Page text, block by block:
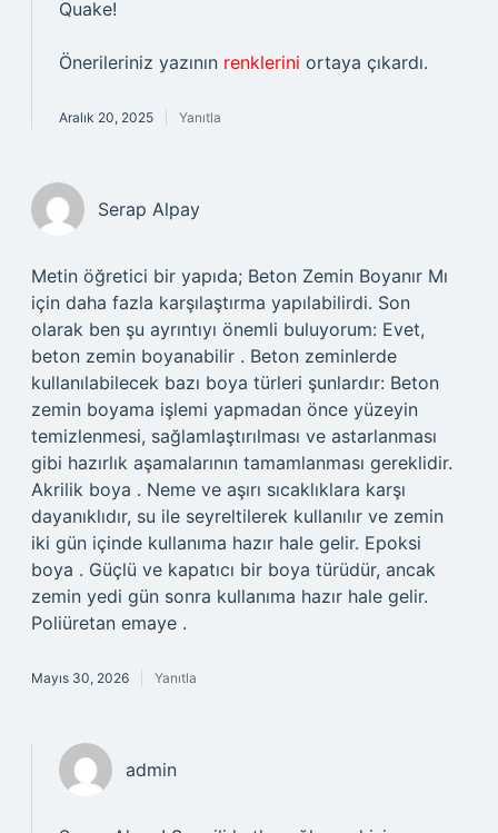
Quake!
Önerileriniz yazının renklerini ortaya çıkardı.
Aralık 20, 2025 Yanıtla
Serap Alpay
Metin öğretici bir yapıda; Beton Zemin Boyanır Mı
için daha fazla karşılaştırma yapılabilirdi. Son
olarak ben şu ayrıntıyı önemli buluyorum: Evet,
beton zemin boyanabilir . Beton zeminlerde
kullanılabilecek bazı boya türleri şunlardır: Beton
zemin boyama işlemi yapmadan önce yüzeyin
temizlenmesi, sağlamlaştırılması ve astarlanması
gibi hazırlık aşamalarının tamamlanması gereklidir.
Akrilik boya . Neme ve aşırı sıcaklıklara karşı
dayanıklıdır, su ile seyreltilerek kullanılır ve zemin
iki gün içinde kullanıma hazır hale gelir. Epoksi
boya . Güçlü ve kapatıcı bir boya türüdür, ancak
zemin yedi gün sonra kullanıma hazır hale gelir.
Poliüretan emaye .
Mayıs 30, 2026 Yanıtla
admin